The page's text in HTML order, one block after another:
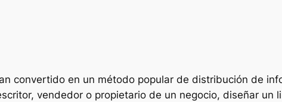
convertido en un método popular de distribución de
vendedor o propietario de un negocio, diseñar